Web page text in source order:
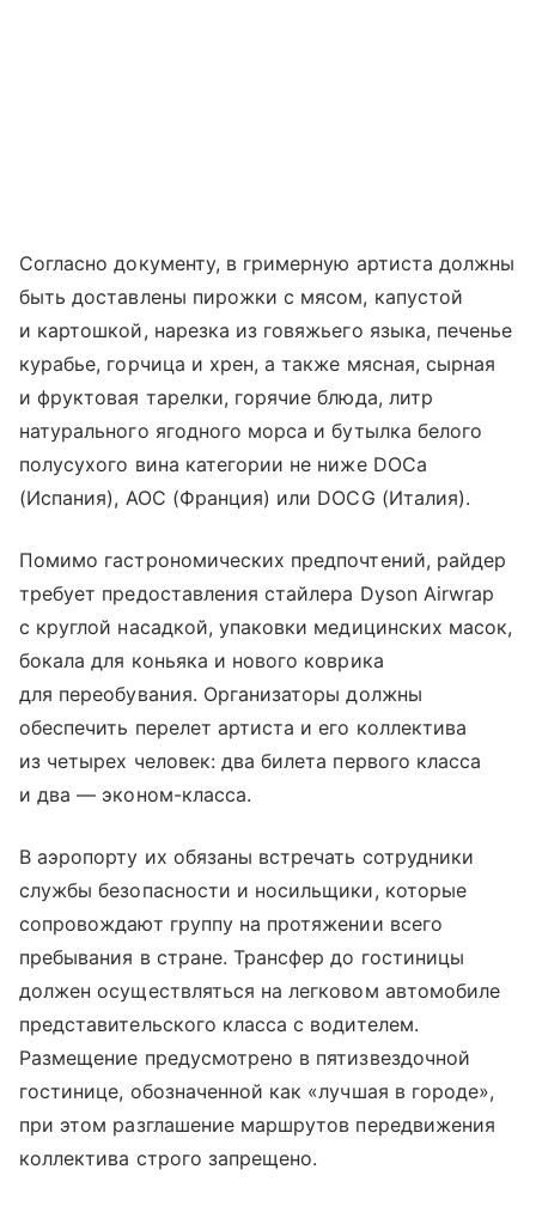
Согласно документу, в гримерную артиста должны
быть доставлены пирожки с мясом, капустой
и картошкой, нарезка из говяжьего языка, печенье
курабье, горчица и хрен, а также мясная, сырная
и фруктовая тарелки, горячие блюда, литр
натурального ягодного морса и бутылка белого
полусухого вина категории не ниже DOCa
(Испания), AOC (Франция) или DOCG (Италия).
Помимо гастрономических предпочтений, райдер
требует предоставления стайлера Dyson Airwrap
с круглой насадкой, упаковки медицинских масок,
бокала для коньяка и нового коврика
для переобувания. Организаторы должны
обеспечить перелет артиста и его коллектива
из четырех человек: два билета первого класса
и два — эконом-класса.
В аэропорту их обязаны встречать сотрудники
службы безопасности и носильщики, которые
сопровождают группу на протяжении всего
пребывания в стране. Трансфер до гостиницы
должен осуществляться на легковом автомобиле
представительского класса с водителем.
Размещение предусмотрено в пятизвездочной
гостинице, обозначенной как «лучшая в городе»,
при этом разглашение маршрутов передвижения
коллектива строго запрещено.